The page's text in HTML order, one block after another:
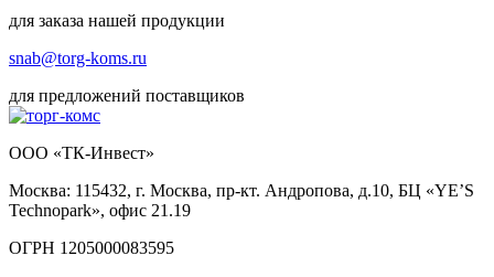
для заказа нашей продукции
snab@torg-koms.ru
для предложений поставщиков
ООО «ТК-Инвест»
Москва: 115432, г. Москва, пр-кт. Андропова, д.10, БЦ «YE’S
Technopark», офис 21.19
ОГРН 1205000083595